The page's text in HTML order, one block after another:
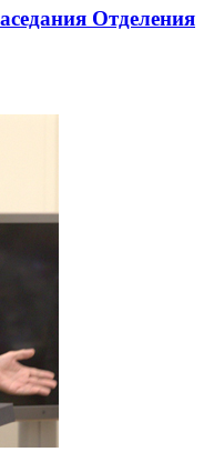
Отделения